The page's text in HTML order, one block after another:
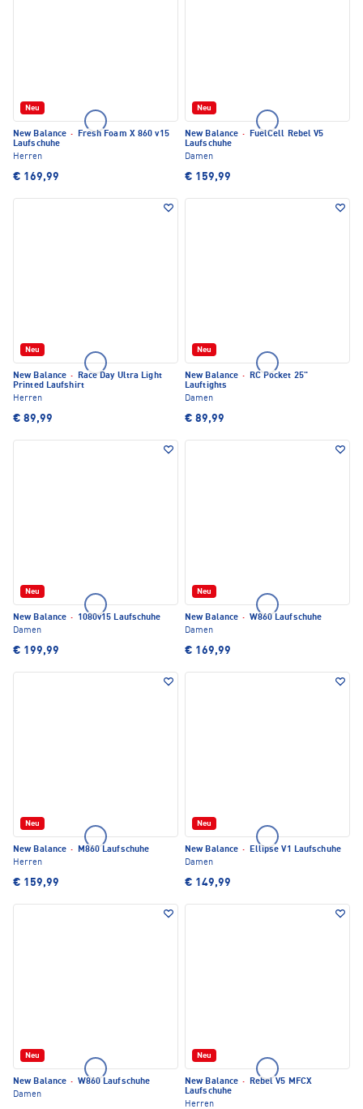
Neu
New Balance ·
Fresh Foam X 860 v15
Laufschuhe
Herren
€ 169,99
Neu
New Balance ·
FuelCell Rebel V5
Laufschuhe
Damen
€ 159,99
Neu
New Balance ·
Race Day Ultra Light
Printed Laufshirt
Herren
€ 89,99
Neu
New Balance ·
RC Pocket 25"
Lauftights
Damen
€ 89,99
Neu
New Balance ·
1080v15 Laufschuhe
Damen
€ 199,99
Neu
New Balance · W860 Laufschuhe
Damen
€ 169,99
Neu
New Balance ·
M860 Laufschuhe
Herren
€ 159,99
Neu
New Balance ·
Ellipse V1 Laufschuhe
Damen
€ 149,99
Neu
New Balance · W860 Laufschuhe
Damen
Neu
New Balance ·
Rebel V5 MFCX
Laufschuhe
Herren